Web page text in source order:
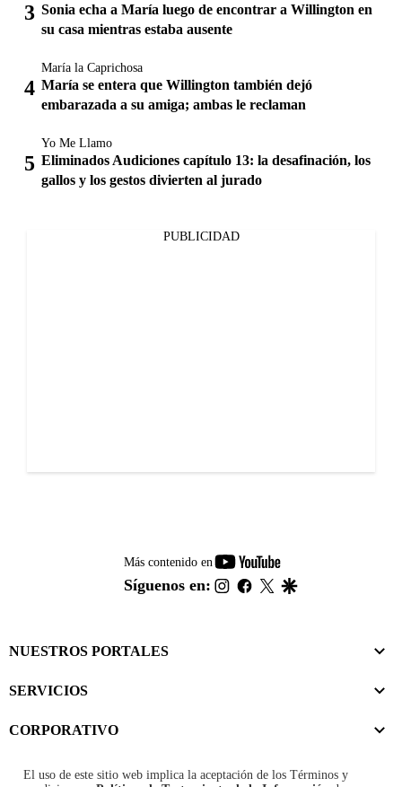
Sonia echa a María luego de encontrar a Willington en
su casa mientras estaba ausente
María la Caprichosa
María se entera que Willington también dejó
embarazada a su amiga; ambas le reclaman
Yo Me Llamo
Eliminados Audiciones capítulo 13: la desafinación, los
gallos y los gestos divierten al jurado
PUBLICIDAD
Más contenido en
youtube-
footer
Síguenos en: instagram
facebook
twitter
NUESTROS PORTALES
SERVICIOS
CORPORATIVO
El uso de este sitio web implica la aceptación de los Términos y